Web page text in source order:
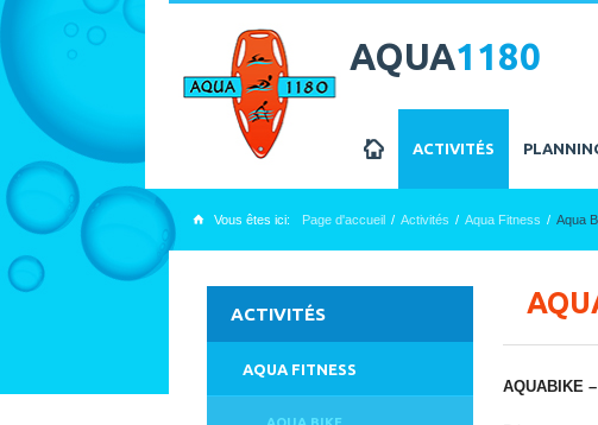
AQUA1180
z ACTIVITÉS
x Vous êtes ici: Page d'accueil Activités Aqua Fitness Aqua
ACTIVITÉS
AQUA FITNESS
AQUABIKE